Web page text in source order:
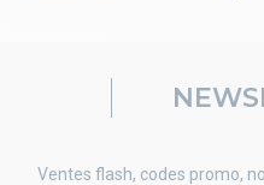
Ventes flash, codes promo,